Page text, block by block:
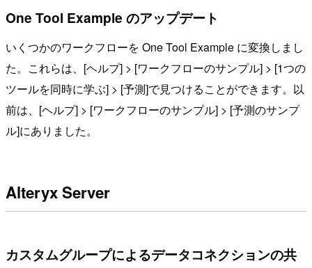
One Tool Example のアップデート
いくつかのワークフローを One Tool Example に変換しまし
た。これらは、[ヘルプ] > [ワークフローのサンプル] > [1つの
ツールを同時に学ぶ] > [予測]で見つけることができます。以
前は、[ヘルプ] > [ワークフローのサンプル] > [予測のサンプ
ル]にありました。
Alteryx Server
カスタムグループによるデータコネクションの共